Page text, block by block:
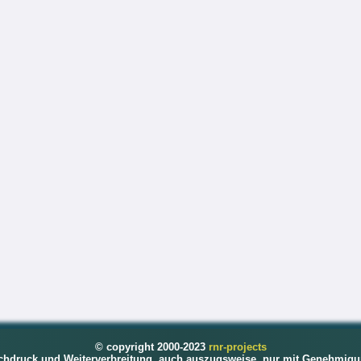
© copyright 2000-2023 rnr-projects